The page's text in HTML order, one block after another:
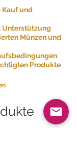
Kauf und
Unterstützung
Münzen und
Produkte